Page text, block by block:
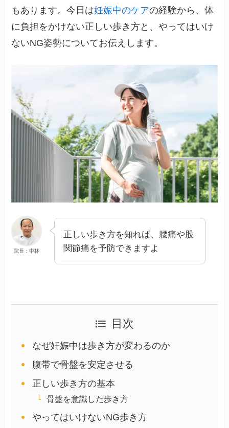
もあります。今日は妊娠中のケアの経験から、体
に負担をかけない正しい歩き方と、やってはいけ
ないNG姿勢についてお伝えします。
院長：中林
正しい歩き方を知れば、腰痛や股
関節痛を予防できますよ
目次
なぜ妊娠中は歩き方が変わるのか
腹帯で骨盤を安定させる
正しい歩き方の基本
骨盤を意識した歩き方
やってはいけないNG歩き方